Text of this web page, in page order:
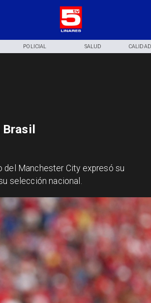
POLICIAL SALUD
Brasil
Manchester City expresó su
selección nacional.